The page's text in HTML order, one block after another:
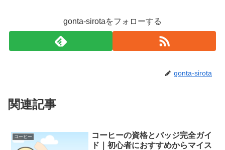
gonta-sirotaをフォローする
gonta-sirota
関連記事
コーヒー
コーヒーの資格とバッジ完全ガイ
ド｜初心者におすすめからマイス